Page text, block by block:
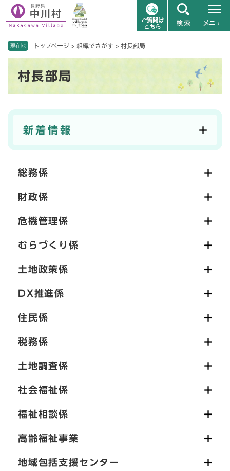
現在地 トップページ > 組織でさがす > 村長部局
村長部局
新着情報
総務係
財政係
危機管理係
むらづくり係
土地政策係
DX推進係
住民係
税務係
土地調査係
社会福祉係
福祉相談係
高齢福祉事業
地域包括支援センター